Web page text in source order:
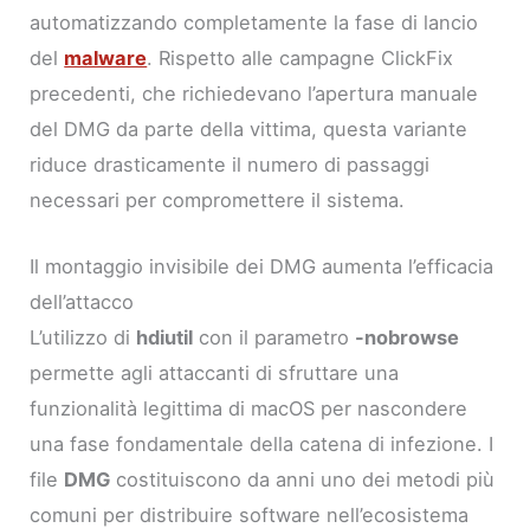
automatizzando completamente la fase di lancio
del malware. Rispetto alle campagne ClickFix
precedenti, che richiedevano l’apertura manuale
del DMG da parte della vittima, questa variante
riduce drasticamente il numero di passaggi
necessari per compromettere il sistema.
Il montaggio invisibile dei DMG aumenta l’efficacia
dell’attacco
L’utilizzo di hdiutil con il parametro -nobrowse
permette agli attaccanti di sfruttare una
funzionalità legittima di macOS per nascondere
una fase fondamentale della catena di infezione. I
file DMG costituiscono da anni uno dei metodi più
comuni per distribuire software nell’ecosistema